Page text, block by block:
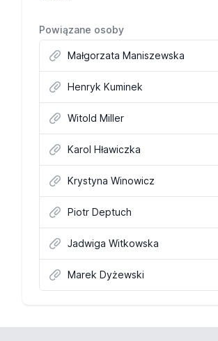
Powiązane osoby
Małgorzata Maniszewska
Henryk Kuminek
Witold Miller
Karol Hławiczka
Krystyna Winowicz
Piotr Deptuch
Jadwiga Witkowska
Marek Dyżewski